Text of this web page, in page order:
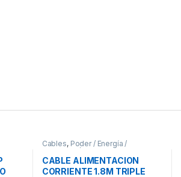
Cables, Poder / Energía /
Alimentación
CABLE ALIMENTACION
CORRIENTE 1.8M TRIPLE